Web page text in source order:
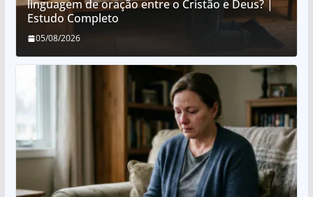
linguagem de oração entre o Cristão e Deus? |
Estudo Completo
05/08/2026